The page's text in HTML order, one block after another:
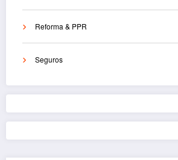
Reforma & PPR
Seguros